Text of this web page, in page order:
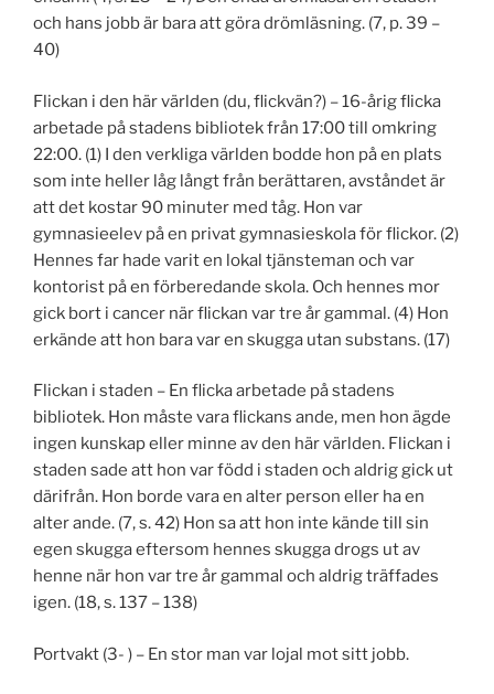
och hans jobb är bara att göra drömläsning. (7, p. 39 –
40)
Flickan i den här världen (du, flickvän?) – 16-årig flicka
arbetade på stadens bibliotek från 17:00 till omkring
22:00. (1) I den verkliga världen bodde hon på en plats
som inte heller låg långt från berättaren, avståndet är
att det kostar 90 minuter med tåg. Hon var
gymnasieelev på en privat gymnasieskola för flickor. (2)
Hennes far hade varit en lokal tjänsteman och var
kontorist på en förberedande skola. Och hennes mor
gick bort i cancer när flickan var tre år gammal. (4) Hon
erkände att hon bara var en skugga utan substans. (17)
Flickan i staden – En flicka arbetade på stadens
bibliotek. Hon måste vara flickans ande, men hon ägde
ingen kunskap eller minne av den här världen. Flickan i
staden sade att hon var född i staden och aldrig gick ut
därifrån. Hon borde vara en alter person eller ha en
alter ande. (7, s. 42) Hon sa att hon inte kände till sin
egen skugga eftersom hennes skugga drogs ut av
henne när hon var tre år gammal och aldrig träffades
igen. (18, s. 137 – 138)
Portvakt (3- ) – En stor man var lojal mot sitt jobb.